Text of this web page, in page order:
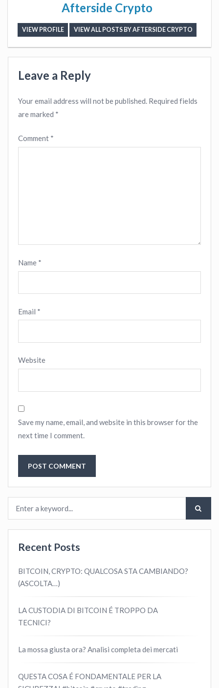
Afterside Crypto
VIEW PROFILE VIEW ALL POSTS BY AFTERSIDE CRYPTO
Leave a Reply
Your email address will not be published. Required fields
are marked *
Comment *
Name *
Email *
Website
Save my name, email, and website in this browser for the
next time I comment.
Recent Posts
BITCOIN, CRYPTO: QUALCOSA STA CAMBIANDO?
(ASCOLTA…)
LA CUSTODIA DI BITCOIN É TROPPO DA
TECNICI?
La mossa giusta ora? Analisi completa dei mercati
QUESTA COSA É FONDAMENTALE PER LA